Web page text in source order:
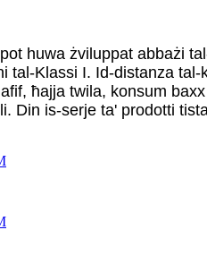
huwa żviluppat abbażi
tal-Klassi I. Id-distanza
ħajja twila, konsum
Din is-serje ta' prodotti